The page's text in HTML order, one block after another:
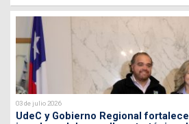
03 de julio 2026
UdeC y Gobierno Regional